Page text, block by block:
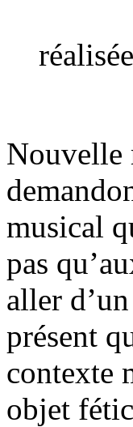
Nouvelle
musical
pas
aller
présent
contexte
objet